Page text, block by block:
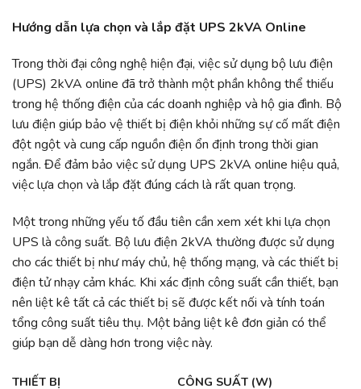
Hướng dẫn lựa chọn và lắp đặt UPS 2kVA Online
Trong thời đại công nghệ hiện đại, việc sử dụng bộ lưu điện
(UPS) 2kVA online đã trở thành một phần không thể thiếu
trong hệ thống điện của các doanh nghiệp và hộ gia đình. Bộ
lưu điện giúp bảo vệ thiết bị điện khỏi những sự cố mất điện
đột ngột và cung cấp nguồn điện ổn định trong thời gian
ngắn. Để đảm bảo việc sử dụng UPS 2kVA online hiệu quả,
việc lựa chọn và lắp đặt đúng cách là rất quan trọng.
Một trong những yếu tố đầu tiên cần xem xét khi lựa chọn
UPS là công suất. Bộ lưu điện 2kVA thường được sử dụng
cho các thiết bị như máy chủ, hệ thống mạng, và các thiết bị
điện tử nhạy cảm khác. Khi xác định công suất cần thiết, bạn
nên liệt kê tất cả các thiết bị sẽ được kết nối và tính toán
tổng công suất tiêu thụ. Một bảng liệt kê đơn giản có thể
giúp bạn dễ dàng hơn trong việc này.
THIẾT BỊ
CÔNG SUẤT (W)